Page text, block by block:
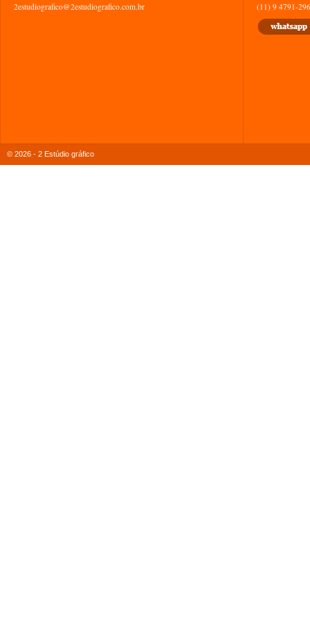
2estudiografico@2estudiografico.com.br (11) 9 4791-
© 2026 - 2 Estúdio gráfico